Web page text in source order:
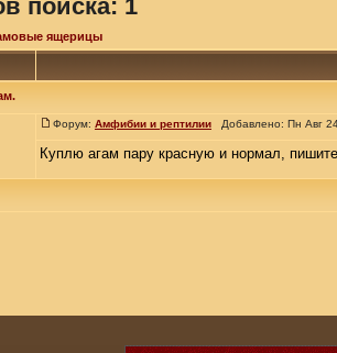
поиска: 1
ящерицы
Форум: Амфибии и рептилии Добавлено: Пн Авг
Куплю агам пару красную и нормал,